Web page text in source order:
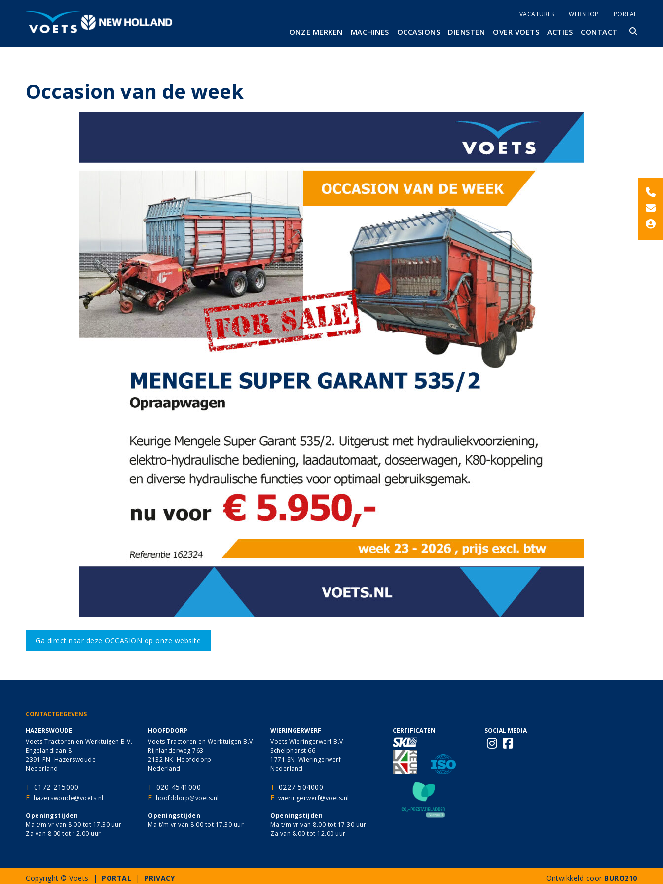
VACATURES WEBSHOP PORTAL
ONZE MERKEN MACHINES OCCASIONS DIENSTEN OVER VOETS ACTIES CONTACT
Occasion van de week
Ga direct naar deze OCCASION op onze website
CONTACTGEGEVENS
HAZERSWOUDE
Voets Tractoren en Werktuigen B.V.
Engelandlaan 8
2391 PN Hazerswoude
Nederland
T 0172-215000
E hazerswoude@voets.nl
Openingstijden
Ma t/m vr van 8.00 tot 17.30 uur
Za van 8.00 tot 12.00 uur
HOOFDDORP
Voets Tractoren en Werktuigen B.V.
Rijnlanderweg 763
2132 NK Hoofddorp
Nederland
T 020-4541000
E hoofddorp@voets.nl
Openingstijden
Ma t/m vr van 8.00 tot 17.30 uur
WIERINGERWERF
Voets Wieringerwerf B.V.
Schelphorst 66
1771 SN Wieringerwerf
Nederland
T 0227-504000
E wieringerwerf@voets.nl
Openingstijden
Ma t/m vr van 8.00 tot 17.30 uur
Za van 8.00 tot 12.00 uur
CERTIFICATEN SOCIAL MEDIA
Copyright © Voets | PORTAL | PRIVACY Ontwikkeld door BURO210